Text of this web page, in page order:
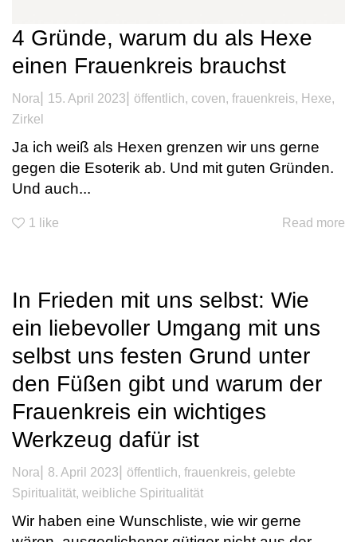
4 Gründe, warum du als Hexe
einen Frauenkreis brauchst
Nora 15. April 2023 öffentlich, coven, frauenkreis, Hexe,
Zirkel
Ja ich weiß als Hexen grenzen wir uns gerne
gegen die Esoterik ab. Und mit guten Gründen.
Und auch...
1 like Read more
In Frieden mit uns selbst: Wie
ein liebevoller Umgang mit uns
selbst uns festen Grund unter
den Füßen gibt und warum der
Frauenkreis ein wichtiges
Werkzeug dafür ist
Nora 8. April 2023 öffentlich, frauenkreis, gelebte
Spiritualität, weibliche Spiritualität
Wir haben eine Wunschliste, wie wir gerne